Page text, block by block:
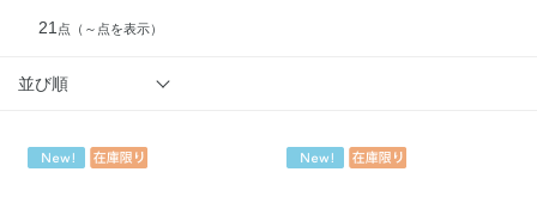
21 点 （～点を表示）
並び順